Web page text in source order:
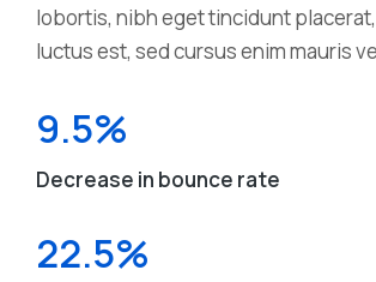
lobortis, nibh eget tincidunt
luctus est, sed cursus enim mauris
9.5%
Decrease in bounce rate
22.5%